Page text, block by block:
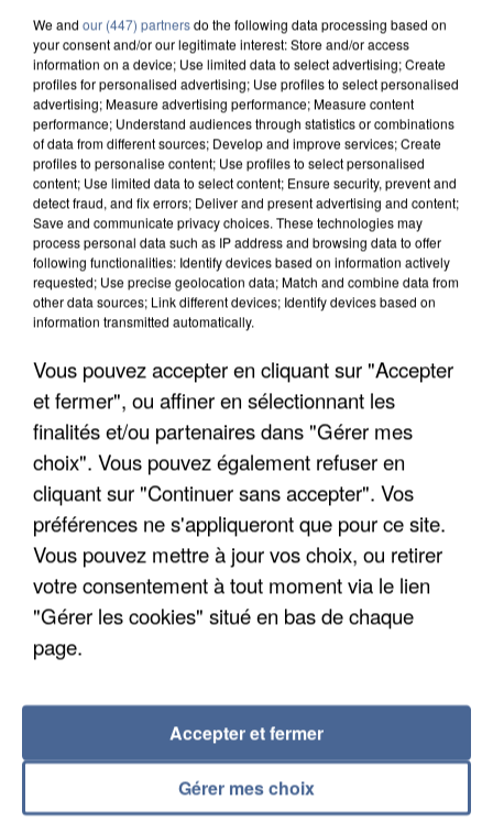
INTERPELLÉ EN ALGÉRIE
COULÉE DE BOUE EN HAUTE-SAVOIE
We and our (447) partnersdo the following data processing based on
your consent and/or our legitimate interest: Store and/or access
information on a device; Use limited data to select advertising; Create
profiles for personalised advertising; Use profiles to select personalised
advertising; Measure advertising performance; Measure content
performance; Understand audiences through statistics or combinations
of data from different sources; Develop and improve services; Create
profiles to personalise content; Use profiles to select personalised
content; Use limited data to select content; Ensure security, prevent and
detect fraud, and fix errors; Deliver and present advertising and content;
Save and communicate privacy choices. These technologies may
process personal data such as IP address and browsing data to offer
following functionalities: Identify devices based on information actively
requested; Use precise geolocation data; Match and combine data from
other data sources; Link different devices; Identify devices based on
information transmitted automatically.
Vous pouvez accepter en cliquant sur "Accepter
et fermer", ou affiner en sélectionnant les
finalités et/ou partenaires dans "Gérer mes
choix". Vous pouvez également refuser en
cliquant sur "Continuer sans accepter". Vos
préférences ne s'appliqueront que pour ce site.
Vous pouvez mettre à jour vos choix, ou retirer
votre consentement à tout moment via le lien
"Gérer les cookies" situé en bas de chaque
page.
Gérer mes choix
Accepter et fermer